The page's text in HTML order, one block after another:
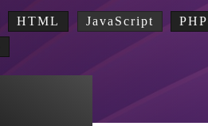
HTML JavaScript
PHP